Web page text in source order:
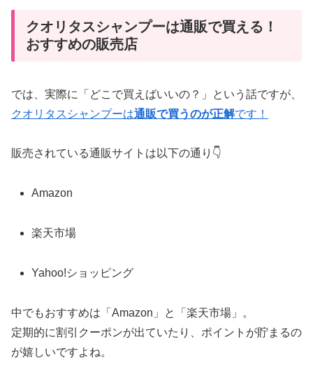
クオリタスシャンプーは通販で買える！
おすすめの販売店
では、実際に「どこで買えばいいの？」という話ですが、
クオリタスシャンプーは通販で買うのが正解です！
販売されている通販サイトは以下の通り👇
Amazon
楽天市場
Yahoo!ショッピング
中でもおすすめは「Amazon」と「楽天市場」。
定期的に割引クーポンが出ていたり、ポイントが貯まるの
が嬉しいですよね。